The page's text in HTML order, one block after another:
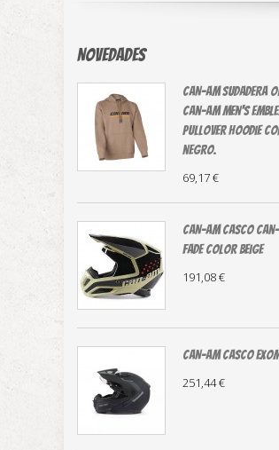
Novedades
CAN-AM sudadera
⁠Can-Am Men's
Pullover Hoodie
negro.
69,17 €
CAN-AM casco
Fade color beige
191,08 €
CAN-AM CASCO
251,44 €